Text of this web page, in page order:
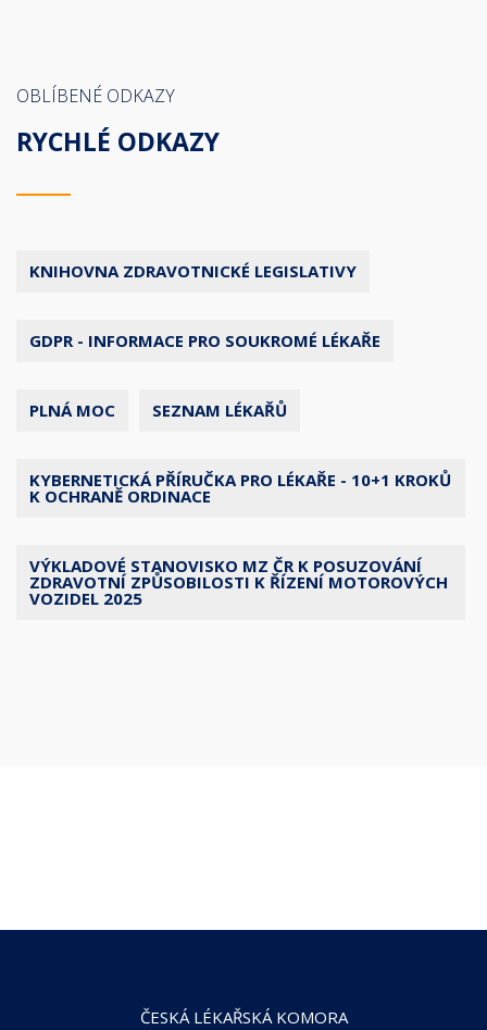
OBLÍBENÉ ODKAZY
RYCHLÉ ODKAZY
KNIHOVNA ZDRAVOTNICKÉ LEGISLATIVY
GDPR - INFORMACE PRO SOUKROMÉ LÉKAŘE
PLNÁ MOC SEZNAM LÉKAŘŮ
KYBERNETICKÁ PŘÍRUČKA PRO LÉKAŘE - 10+1 KROKŮ
K OCHRANĚ ORDINACE
VÝKLADOVÉ STANOVISKO MZ ČR K POSUZOVÁNÍ
ZDRAVOTNÍ ZPŮSOBILOSTI K ŘÍZENÍ MOTOROVÝCH
VOZIDEL 2025
ČESKÁ LÉKAŘSKÁ KOMORA